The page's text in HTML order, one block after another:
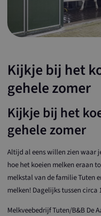
Kijkje bij het
gehele zomer
Kijkje bij het
gehele zomer
Altijd al eens willen zien waar
hoe het koeien melken eraan
melkstal van de familie Tuten
melken! Dagelijks tussen circa
Melkveebedrijf Tuten/B&B De